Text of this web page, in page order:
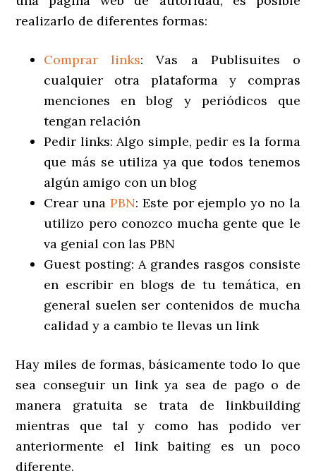
realizarlo de diferentes formas:
Comprar links: Vas a Publisuites o
cualquier otra plataforma y compras
menciones en blog y periódicos que
tengan relación
Pedir links: Algo simple, pedir es la forma
que más se utiliza ya que todos tenemos
algún amigo con un blog
Crear una PBN: Este por ejemplo yo no la
utilizo pero conozco mucha gente que le
va genial con las PBN
Guest posting: A grandes rasgos consiste
en escribir en blogs de tu temática, en
general suelen ser contenidos de mucha
calidad y a cambio te llevas un link
Hay miles de formas, básicamente todo lo que
sea conseguir un link ya sea de pago o de
manera gratuita se trata de linkbuilding
mientras que tal y como has podido ver
anteriormente el link baiting es un poco
diferente.